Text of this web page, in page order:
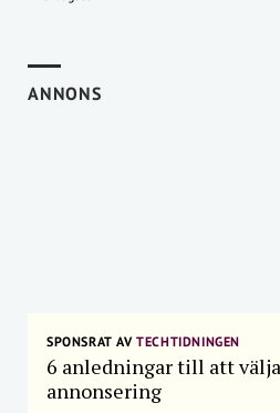
ANNONS
SPONSRAT AVTECHTIDNINGEN
6 anledningar till att
annonsering